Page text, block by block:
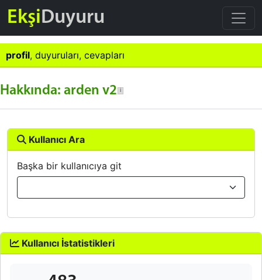
EkşiDuyuru
profil, duyuruları, cevapları
Hakkında: arden v2
Kullanıcı Ara
Başka bir kullanıcıya git
Kullanıcı İstatistikleri